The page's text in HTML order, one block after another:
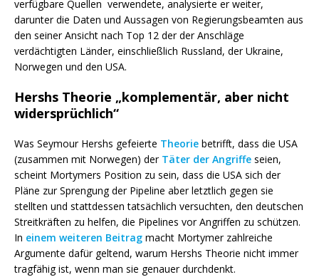
verfügbare Quellen verwendete, analysierte er weiter,
darunter die Daten und Aussagen von Regierungsbeamten aus
den seiner Ansicht nach Top 12 der der Anschläge
verdächtigten Länder, einschließlich Russland, der Ukraine,
Norwegen und den USA.
Hershs Theorie „komplementär, aber nicht
widersprüchlich“
Was Seymour Hershs gefeierte Theorie betrifft, dass die USA
(zusammen mit Norwegen) der Täter der Angriffe seien,
scheint Mortymers Position zu sein, dass die USA sich der
Pläne zur Sprengung der Pipeline aber letztlich gegen sie
stellten und stattdessen tatsächlich versuchten, den deutschen
Streitkräften zu helfen, die Pipelines vor Angriffen zu schützen.
In einem weiteren Beitrag macht Mortymer zahlreiche
Argumente dafür geltend, warum Hershs Theorie nicht immer
tragfähig ist, wenn man sie genauer durchdenkt.